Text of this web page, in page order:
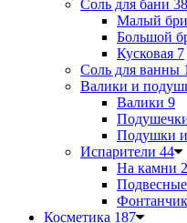
Соль для бани 38
Малый
Большой
Кусковая 7
Соль для ванны
Валики и
Валики 9
Подушки
Испарители 44
На камни
Подвесные
Косметика 187